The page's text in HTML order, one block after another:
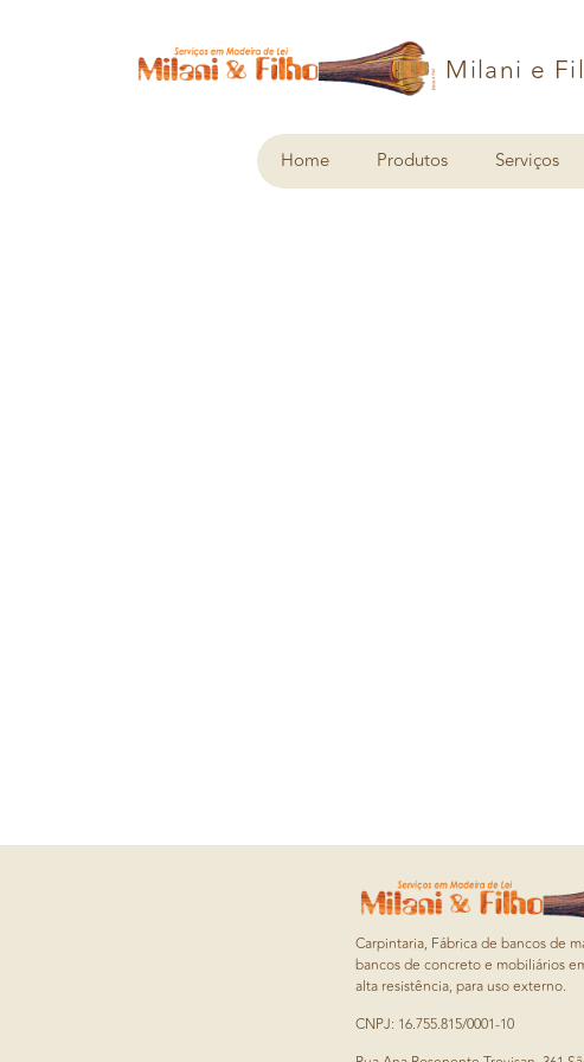
Milani e
Home Produtos Serviços
Carpintaria, Fábrica de bancos de
bancos de concreto e mobiliários
alta resistência, para uso externo.
CNPJ: 16.755.815/0001-10